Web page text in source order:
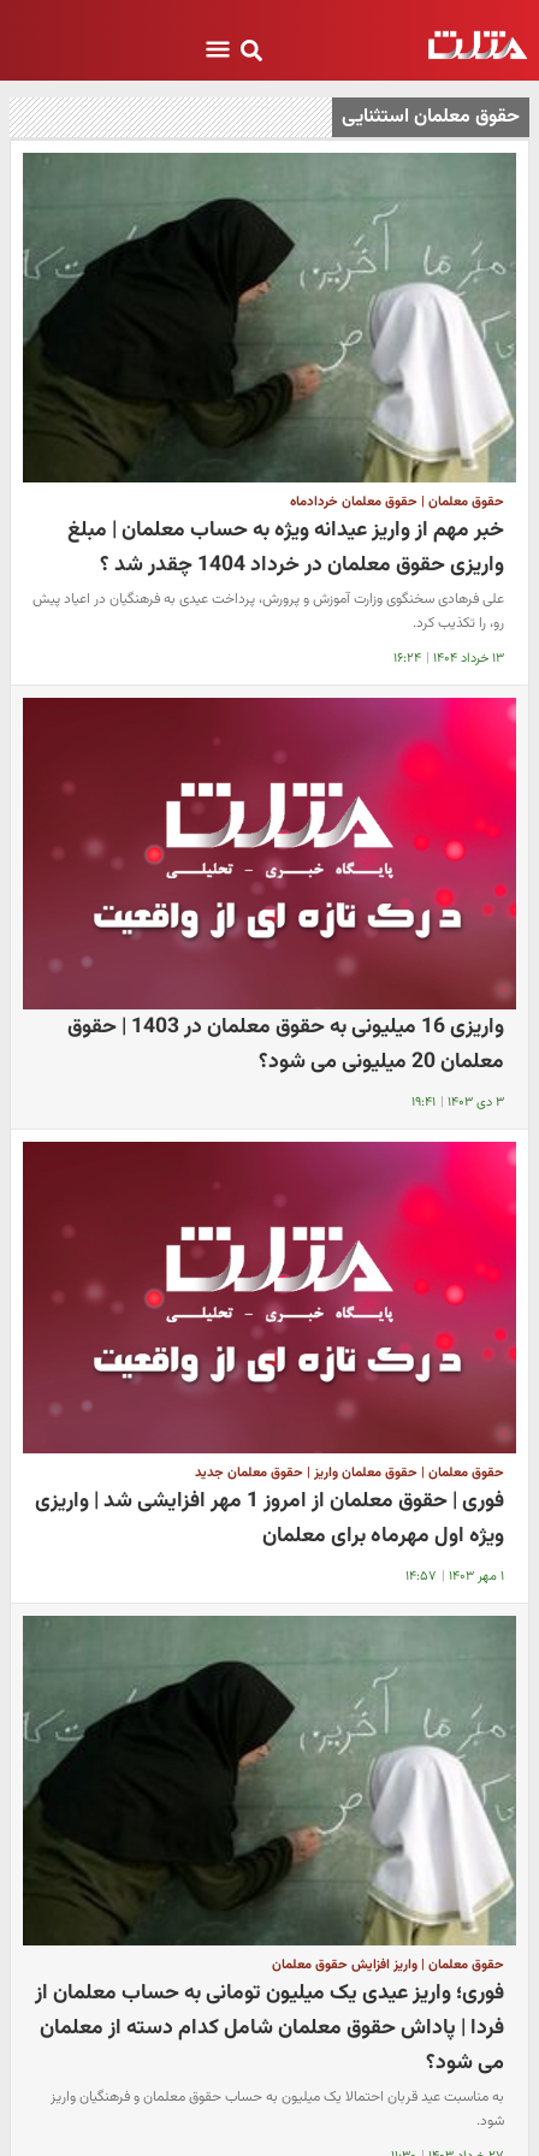
حقوق معلمان استثنایی
حقوق معلمان | حقوق معلمان خردادماه
خبر مهم از واریز عیدانه ویژه به حساب معلمان | مبلغ
واریزی حقوق معلمان در خرداد 1404 چقدر شد ؟
علی فرهادی سخنگوی وزارت آموزش و پرورش، پرداخت عیدی به فرهنگیان در اعیاد پیش
رو، را تکذیب کرد.
۱۳ خرداد ۱۴۰۴ | ۱۶:۲۴
واریزی 16 میلیونی به حقوق معلمان در 1403 | حقوق
معلمان 20 میلیونی می شود؟
۳ دی ۱۴۰۳ | ۱۹:۴۱
حقوق معلمان | حقوق معلمان واریز | حقوق معلمان جدید
فوری | حقوق معلمان از امروز 1 مهر افزایشی شد | واریزی
ویژه اول مهرماه برای معلمان
۱ مهر ۱۴۰۳ | ۱۴:۵۷
حقوق معلمان | واریز افزایش حقوق معلمان
فوری؛ واریز عیدی یک میلیون تومانی به حساب معلمان از
فردا | پاداش حقوق معلمان شامل کدام دسته از معلمان
می شود؟
به مناسبت عید قربان احتمالا یک میلیون به حساب حقوق معلمان و فرهنگیان واریز
شود.